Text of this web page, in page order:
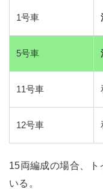
1号車
5号車
11号車
12号車
15両編成の場合、
いる。